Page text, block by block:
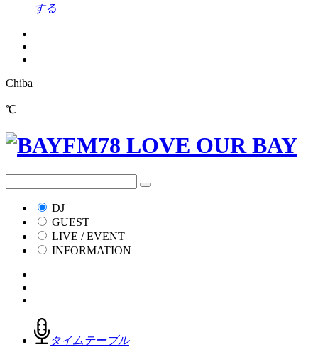
する
Chiba
℃
DJ
GUEST
LIVE / EVENT
INFORMATION
タイムテーブル